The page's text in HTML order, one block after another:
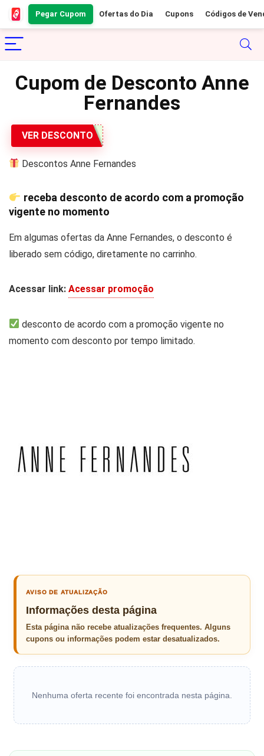
Pegar Cupom Ofertas do Dia Cupons Códigos de
Cupom de Desconto Anne
Fernandes
VER DESCONTO
Descontos Anne Fernandes
receba desconto de acordo com a promoção
vigente no momento
Em algumas ofertas da Anne Fernandes, o desconto é
liberado sem código, diretamente no carrinho.
Acessar link: Acessar promoção
desconto de acordo com a promoção vigente no
momento com desconto por tempo limitado.
AVISO DE ATUALIZAÇÃO
Informações desta página
Esta página não recebe atualizações frequentes. Alguns
cupons ou informações podem estar desatualizados.
Nenhuma oferta recente foi encontrada nesta página.